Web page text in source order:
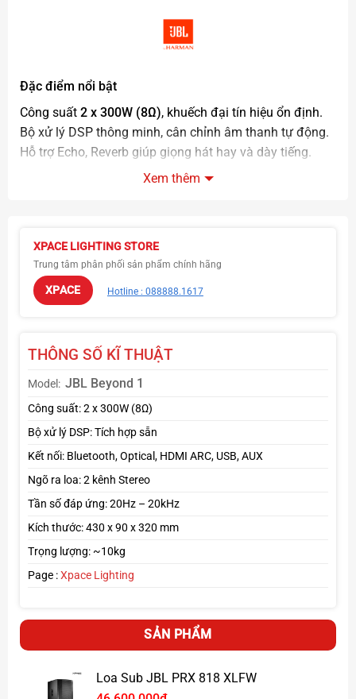
Đặc điểm nổi bật
Công suất 2 x 300W (8Ω), khuếch đại tín hiệu ổn định.
Bộ xử lý DSP thông minh, cân chỉnh âm thanh tự động.
Hỗ trợ Echo, Reverb giúp giọng hát hay và dày tiếng.
Bluetooth, USB, Optical, HDMI ARC
Hiệu suất mạnh mẽ
ổn định, đáp ứng tốt cho nhiều dòng loa karaoke.
Echo, Reverb giúp giọng hát mượt mà, dày dặn.
Xem thêm
XPACE LIGHTING STORE
Trung tâm phân phối sản phẩm chính hãng
XPACE Hotline : 088888.1617
THÔNG SỐ KĨ THUẬT
Model: JBL Beyond 1
Công suất: 2 x 300W (8Ω)
Bộ xử lý DSP: Tích hợp sẵn
Kết nối: Bluetooth, Optical, HDMI ARC, USB, AUX
Ngõ ra loa: 2 kênh Stereo
Tần số đáp ứng: 20Hz – 20kHz
Kích thước: 430 x 90 x 320 mm
Trọng lượng: ~10kg
Page : Xpace Lighting
SẢN PHẨM
Loa Sub JBL PRX 818 XLFW